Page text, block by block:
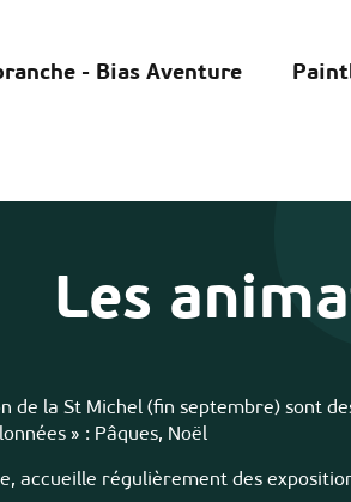
- Bias Aventure
Les
de la St Michel (fin septembre) sont
» : Pâques, Noël
accueille régulièrement des